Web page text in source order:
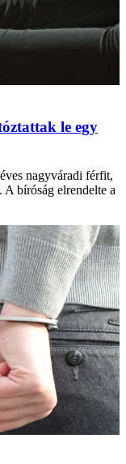
le egy
nagyváradi férfit,
bíróság elrendelte a